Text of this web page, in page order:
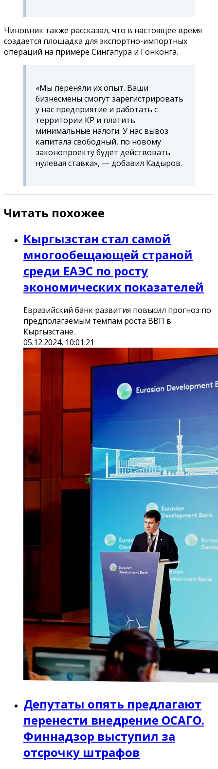
Чиновник также рассказал, что в настоящее время
создается площадка для экспортно-импортных
операций на примере Сингапура и Гонконга.
«Мы переняли их опыт. Ваши
бизнесмены смогут зарегистрировать
у нас предприятие и работать с
территории КР и платить
минимальные налоги. У нас вывоз
капитала свободный, по новому
законопроекту будет действовать
нулевая ставка», — добавил Кадыров.
Читать похожее
Кыргызстан стал самой
многообещающей страной
среди ЕАЭС по росту
экономических показателей
Евразийский банк развития повысил прогноз по
предполагаемым темпам роста ВВП в
Кыргызстане.
05.12.2024, 10:01:21
Депутаты опять предлагают
перенести внедрение ОСАГО.
Финнадзор выступил за
отсрочку штрафов